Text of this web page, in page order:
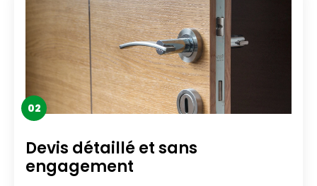
02
Devis détaillé et sans
engagement